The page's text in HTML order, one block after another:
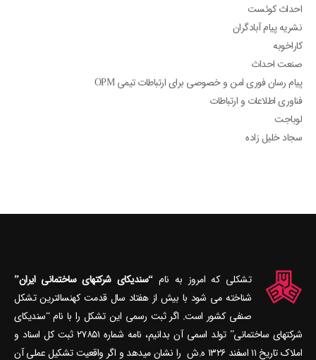
احداث کوئست
نشریه پیام آبادگران
کاراخوبه
صنعت احداث
پیام رسان فوری امن و خصوصی برای ارتباطات تیمی OPM
فناوری اطلاعات و ارتباطات
لوباجت
سجاد خلیل زاده
تشکلی که امروز به نام“سندیکای شرکتهای ساختمانی ایران”
شناخته می‎ شود با بیش از هفتاد سال قدمت کهنسال‎ترین تشکل
صنفی کشور است. اگر ثبت رسمی این تشکل را با نام “سندیکای
شرکتهای ساختمانی” تولد اسمی آن بدانیم، نامه شماره ۲۷۸۵۱ ثبت کل اسناد و
املاک تاریخ ۱۱ اسفند ۱۳۲۶ ه.ش را نشان می‎دهد و اگر واقعیت تشکیل عملی آن